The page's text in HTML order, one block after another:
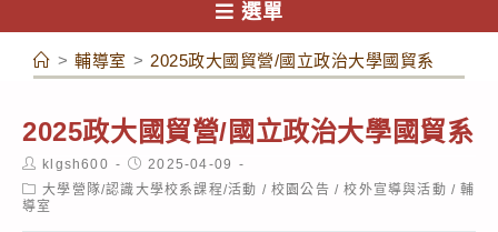
容
選單
> 輔導室 > 2025政大國貿營/國立政治大學國貿系
2025政大國貿營/國立政治大學國貿系
Post
author:
klgsh600
Post
published:
2025-04-09
Post
category:
大學營隊/認識大學校系課程/活動 / 校園公告 / 校外宣導與活動 / 輔
導室